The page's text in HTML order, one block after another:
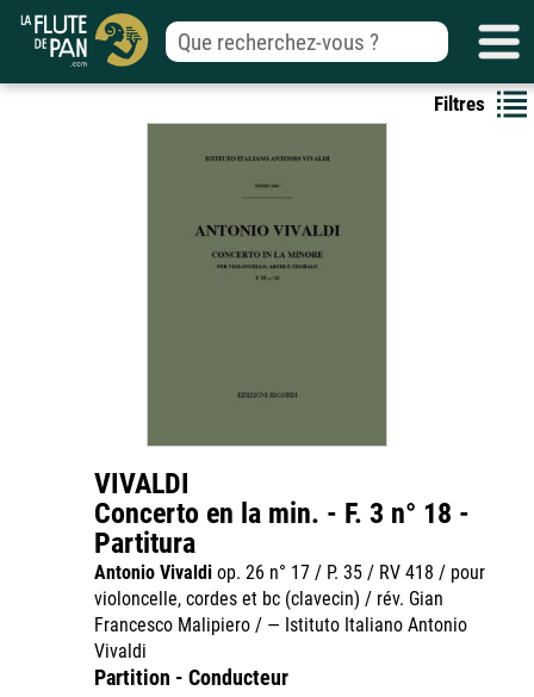
Filtres
VIVALDI
Concerto en la min. - F. 3 n° 18 -
Partitura
Antonio Vivaldi op. 26 n° 17 / P. 35 / RV 418 / pour
violoncelle, cordes et bc (clavecin) / rév. Gian
Francesco Malipiero / — Istituto Italiano Antonio
Vivaldi
Partition - Conducteur